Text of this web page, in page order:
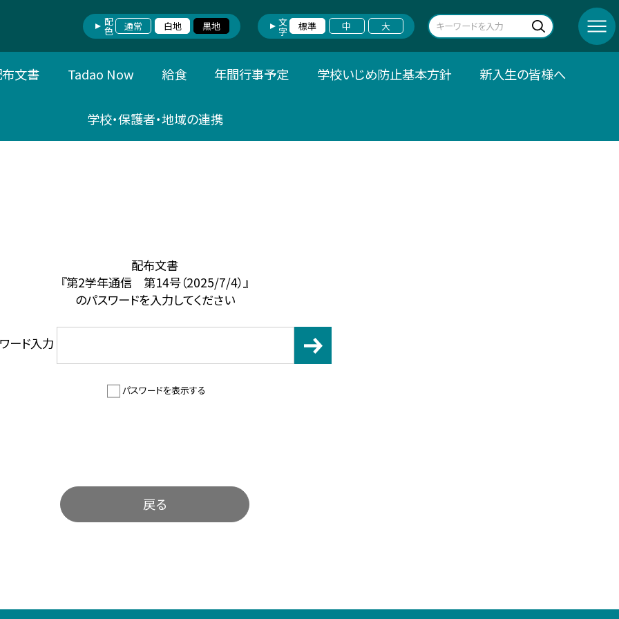
配色 通常 白地 黒地 文字 標準 中 大
文書 Tadao Now 給食 年間行事予定 学校いじめ防止基本方針 新入生の皆様へ
学校・保護者・地域の連携
配布文書
『第2学年通信 第14号（2025/7/4）』
のパスワードを入力してください
ード入力
パスワードを表示する
戻る